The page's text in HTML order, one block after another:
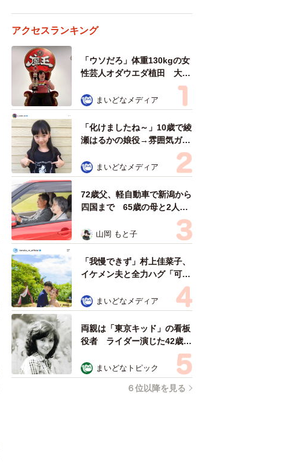
アクセスランキング
「ウソだろ」体重130kgの女
性芸人オダウエダ植田 大学
時代のほっそり姿に「マジ
で」 まいどなメディア
「化けましたね～」10歳で綾
瀬はるかの娘役→雰囲気ガラ
リの18歳に成長 「メイクで
雰囲気が」「宝塚に入れそ
う」
まいどなメディア
72歳父、軽自動車で新潟から
四国まで 65歳の母と2人で
3泊4日の旅 パーキングの休
憩まで分刻み… 「大学生で
も組まねえよ！」
山岡 もと子
「我慢できず」村上佳菜子、
イケメン夫と全力ハグ「可愛
いふたり」「素敵なご夫婦」
まいどなメディア
両親は「東京キッド」の看板
役者 ライダー演じた42歳元
俳優が再婚妻との「ウエディ
ングフォト」計画を明言
「センスあるカメラマン求
まいどなトピック
６位以降を見る